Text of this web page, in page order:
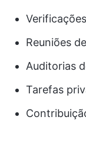
Reuniões
Auditorias
Tarefas